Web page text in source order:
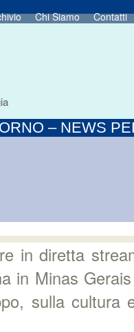
Chi Siamo Contatti
– NEWS